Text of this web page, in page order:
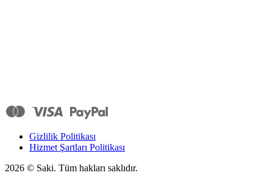
Gizlilik Politikası
Hizmet Şartları Politikası
2026 © Saki. Tüm hakları saklıdır.